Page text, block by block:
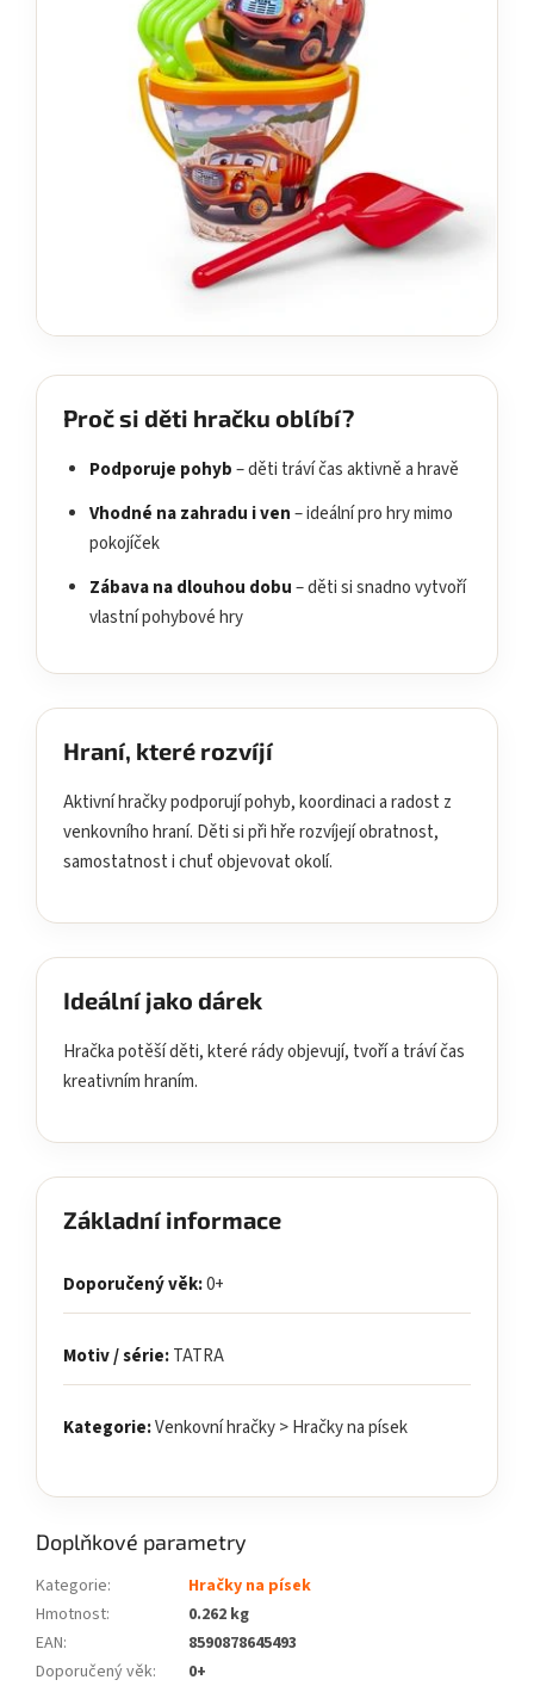
Proč si děti hračku oblíbí?
Podporuje pohyb– děti tráví čas aktivně a hravě
Vhodné na zahradu i ven– ideální pro hry mimo
pokojíček
Zábava na dlouhou dobu– děti si snadno vytvoří
vlastní pohybové hry
Hraní, které rozvíjí
Aktivní hračky podporují pohyb, koordinaci a radost z
venkovního hraní. Děti si při hře rozvíjejí obratnost,
samostatnost i chuť objevovat okolí.
Ideální jako dárek
Hračka potěší děti, které rády objevují, tvoří a tráví čas
kreativním hraním.
Základní informace
Doporučený věk:0+
Motiv / série:TATRA
Kategorie:Venkovní hračky > Hračky na písek
Doplňkové parametry
Kategorie:
Hračky na písek
Hmotnost:
0.262 kg
EAN:
8590878645493
Doporučený věk:
0+